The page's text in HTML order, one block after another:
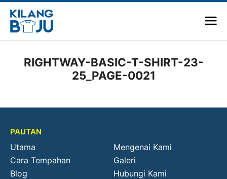
RIGHTWAY-BASIC-T-SHIRT-23-
25_PAGE-0021
PAUTAN
Utama
Mengenai Kami
Cara Tempahan
Galeri
Blog
Hubungi Kami